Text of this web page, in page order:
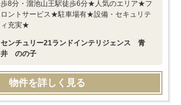
歩8分・溜池山王駅徒歩6分★人気のエリア★フ
ロントサービス★駐車場有★設備・セキュリテ
ィ充実★
センチュリー21ランドインテリジェンス 青
井 のの子
物件を詳しく見る